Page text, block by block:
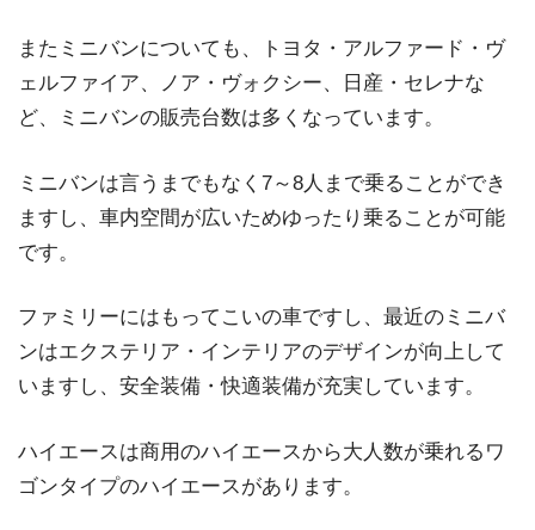
またミニバンについても、トヨタ・アルファード・ヴ
ェルファイア、ノア・ヴォクシー、日産・セレナな
ど、ミニバンの販売台数は多くなっています。
ミニバンは言うまでもなく7～8人まで乗ることができ
ますし、車内空間が広いためゆったり乗ることが可能
です。
ファミリーにはもってこいの車ですし、最近のミニバ
ンはエクステリア・インテリアのデザインが向上して
いますし、安全装備・快適装備が充実しています。
ハイエースは商用のハイエースから大人数が乗れるワ
ゴンタイプのハイエースがあります。